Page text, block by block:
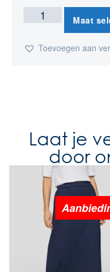
Maat
Toevoegen aan
Laat je
door